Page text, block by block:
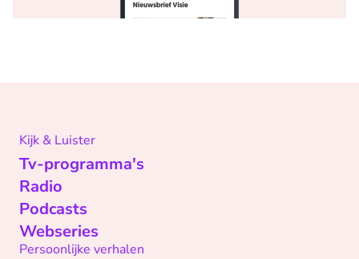
Kijk & Luister
Tv-programma's
Radio
Podcasts
Webseries
Persoonlijke verhalen